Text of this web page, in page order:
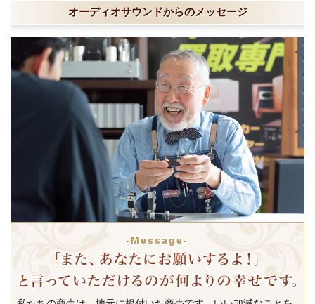
オーディオサウンドからのメッセージ
-Message-